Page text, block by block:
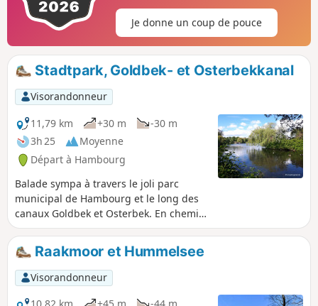
Je donne un coup de pouce
Stadtpark, Goldbek- et Osterbekkanal
Visorandonneur
11,79 km
+30 m
-30 m
3h 25
Moyenne
Départ à Hambourg
Balade sympa à travers le joli parc
municipal de Hambourg et le long des
canaux Goldbek et Osterbek. En chemin,
on passe devant le lac du parc
municipal, le planétarium et le musée
du travail avec la TRUDE.
Raakmoor et Hummelsee
Visorandonneur